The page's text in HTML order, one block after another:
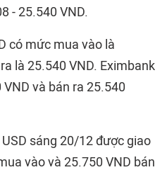
- 25.540 VND.
có mức mua vào là
là 25.540 VND. Eximbank
và bán ra 25.540
sáng 20/12 được giao
vào và 25.750 VND bán